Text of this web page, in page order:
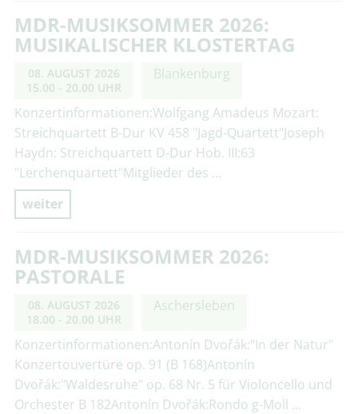
MDR-MUSIKSOMMER 2026:
MUSIKALISCHER KLOSTERTAG
08. AUGUST 2026
15.00 - 20.00 UHR
Blankenburg
Konzertinformationen:Wolfgang Amadeus Mozart:
Streichquartett B-Dur KV 458 "Jagd-Quartett"Joseph
Haydn: Streichquartett D-Dur Hob. III:63
"Lerchenquartett"Mitglieder des …
weiter
MDR-MUSIKSOMMER 2026:
PASTORALE
08. AUGUST 2026
18.00 - 20.00 UHR
Aschersleben
Konzertinformationen:Antonín Dvořák:"In der Natur"
Konzertouvertüre op. 91 (B 168)Antonín
Dvořák:"Waldesruhe" op. 68 Nr. 5 für Violoncello und
Orchester B 182Antonín Dvořák:Rondo g-Moll …